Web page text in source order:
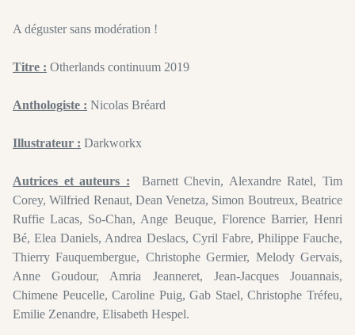
A déguster sans modération !
Titre : Otherlands continuum 2019
Anthologiste : Nicolas Bréard
Illustrateur : Darkworkx
Autrices et auteurs : Barnett Chevin, Alexandre Ratel, Tim
Corey, Wilfried Renaut, Dean Venetza, Simon Boutreux, Beatrice
Ruffie Lacas, So-Chan, Ange Beuque, Florence Barrier, Henri
Bé, Elea Daniels, Andrea Deslacs, Cyril Fabre, Philippe Fauche,
Thierry Fauquembergue, Christophe Germier, Melody Gervais,
Anne Goudour, Amria Jeanneret, Jean-Jacques Jouannais,
Chimene Peucelle, Caroline Puig, Gab Stael, Christophe Tréfeu,
Emilie Zenandre, Elisabeth Hespel.